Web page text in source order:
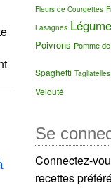
Fleurs de Courgettes
Lasagnes
Poivrons Pomme
Spaghetti Tagliatelles
Velouté
Se
Connectez-
recettes